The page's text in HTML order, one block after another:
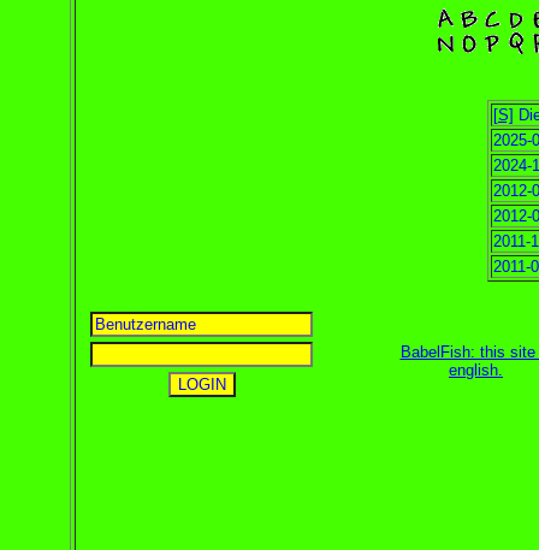
[S]
2025-
2024-
2012-
2012-
2011-
2011-
BabelFish: this site
english.